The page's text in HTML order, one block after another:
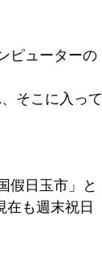
ピューターの
そこに入って
假日玉市」と
在も週末祝日